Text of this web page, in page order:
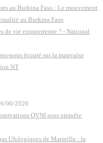
au Burkina Faso : Le mouvement
au Burkina Faso
de vie extraterrestre ? - National
nous écouté sur la mauvaise
NT
06/2026
OVNI sous enquête
Ufologiques de Marseille : la